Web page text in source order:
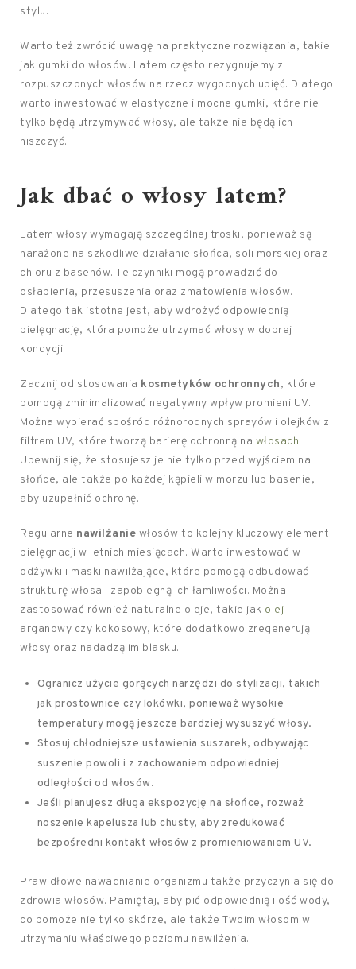
stylu.
Warto też zwrócić uwagę na praktyczne rozwiązania, takie
jak gumki do włosów. Latem często rezygnujemy z
rozpuszczonych włosów na rzecz wygodnych upięć. Dlatego
warto inwestować w elastyczne i mocne gumki, które nie
tylko będą utrzymywać włosy, ale także nie będą ich
niszczyć.
Jak dbać o włosy latem?
Latem włosy wymagają szczególnej troski, ponieważ są
narażone na szkodliwe działanie słońca, soli morskiej oraz
chloru z basenów. Te czynniki mogą prowadzić do
osłabienia, przesuszenia oraz zmatowienia włosów.
Dlatego tak istotne jest, aby wdrożyć odpowiednią
pielęgnację, która pomoże utrzymać włosy w dobrej
kondycji.
Zacznij od stosowania kosmetyków ochronnych, które
pomogą zminimalizować negatywny wpływ promieni UV.
Można wybierać spośród różnorodnych sprayów i olejków z
filtrem UV, które tworzą barierę ochronną na włosach.
Upewnij się, że stosujesz je nie tylko przed wyjściem na
słońce, ale także po każdej kąpieli w morzu lub basenie,
aby uzupełnić ochronę.
Regularne nawilżanie włosów to kolejny kluczowy element
pielęgnacji w letnich miesiącach. Warto inwestować w
odżywki i maski nawilżające, które pomogą odbudować
strukturę włosa i zapobiegną ich łamliwości. Można
zastosować również naturalne oleje, takie jak olej
arganowy czy kokosowy, które dodatkowo zregenerują
włosy oraz nadadzą im blasku.
Ogranicz użycie gorących narzędzi do stylizacji, takich
jak prostownice czy lokówki, ponieważ wysokie
temperatury mogą jeszcze bardziej wysuszyć włosy.
Stosuj chłodniejsze ustawienia suszarek, odbywając
suszenie powoli i z zachowaniem odpowiedniej
odległości od włosów.
Jeśli planujesz długa ekspozycję na słońce, rozważ
noszenie kapelusza lub chusty, aby zredukować
bezpośredni kontakt włosów z promieniowaniem UV.
Prawidłowe nawadnianie organizmu także przyczynia się do
zdrowia włosów. Pamiętaj, aby pić odpowiednią ilość wody,
co pomoże nie tylko skórze, ale także Twoim włosom w
utrzymaniu właściwego poziomu nawilżenia.